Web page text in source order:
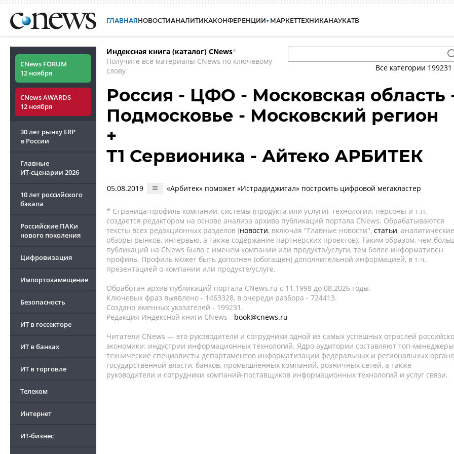
ГЛАВНАЯНОВОСТИАНАЛИТИКАКОНФЕРЕНЦИИ МАРКЕТТЕХНИКАНАУКАТВ
CNews FORUM
12 ноября
CNews AWARDS
12 ноября
30 лет рынку ERP
в России
Главные
ИТ-сценарии 2026
10 лет российского
бэкапа
Российские ПАКи
нового поколения
Цифровизация
Импортозамещение
Безопасность
ИТ в госсекторе
ИТ в банках
ИТ в торговле
Телеком
Интернет
ИТ-бизнес
Индексная книга (каталог) CNews*
Получите все материалы CNews по ключевому
слову
Все категории 199231
Россия - ЦФО - Московская область
Подмосковье - Московский регион
+
Т1 Сервионика - Айтеко АРБИТЕК
05.08.2019 «Арбитек» поможет «Истрадиджитал» построить цифровой мегакластер
* Страница-профиль компании, системы (продукта или услуги), технологии, персоны и т.п.
создается редактором на основе анализа архива публикаций портала CNews. Обрабатываются
тексты всех редакционных разделов (новости, включая "Главные новости", статьи, аналитические
обзоры рынков, интервью, а также содержание партнёрских проектов). Таким образом, чем
публикаций на CNews было с именем компании или продукта/услуги, тем более информативен
профиль. Профиль может быть дополнен (обогащен) дополнительной информацией, в т.ч.
презентацией о компании или продукте/услуге.
Обработан архив публикаций портала CNews.ru c 11.1998 до 08.2026 годы.
Ключевых фраз выявлено - 1463328, в очереди разбора - 724413.
Создано именных указателей - 199231.
Редакция Индексной книги CNews - book@cnews.ru
Читатели CNews — это руководители и сотрудники одной из самых успешных отраслей
экономики: индустрии информационных технологий. Ядро аудитории составляют топ-
технические специалисты департаментов информатизации федеральных и региональных
государственной власти, банков, промышленных компаний, розничных сетей, а также
руководители и сотрудники компаний-поставщиков информационных технологий и услуг связи.